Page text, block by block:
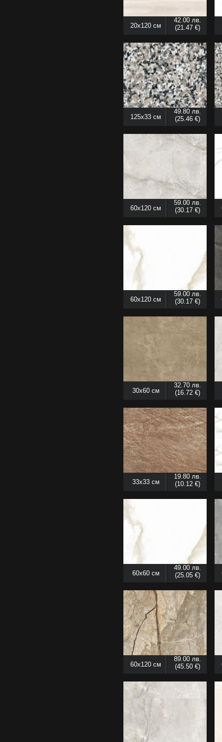
20x120 см
42.00 лв.
(21.47 €)
125x33 см
49.80 лв.
(25.46 €)
60x120 см
59.00 лв.
(30.17 €)
60x120 см
59.00 лв.
(30.17 €)
30x60 см
32.70 лв.
(16.72 €)
33x33 см
19.80 лв.
(10.12 €)
60x60 см
49.00 лв.
(25.05 €)
60x120 см
89.00 лв.
(45.50 €)